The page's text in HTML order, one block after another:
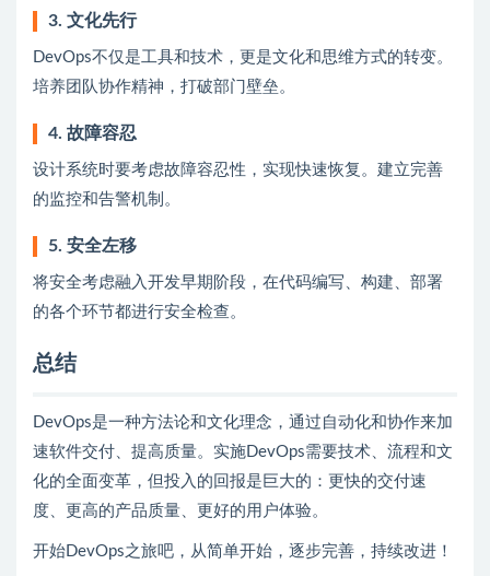
3. 文化先行
DevOps不仅是工具和技术，更是文化和思维方式的转变。
培养团队协作精神，打破部门壁垒。
4. 故障容忍
设计系统时要考虑故障容忍性，实现快速恢复。建立完善
的监控和告警机制。
5. 安全左移
将安全考虑融入开发早期阶段，在代码编写、构建、部署
的各个环节都进行安全检查。
总结
DevOps是一种方法论和文化理念，通过自动化和协作来加
速软件交付、提高质量。实施DevOps需要技术、流程和文
化的全面变革，但投入的回报是巨大的：更快的交付速
度、更高的产品质量、更好的用户体验。
开始DevOps之旅吧，从简单开始，逐步完善，持续改进！